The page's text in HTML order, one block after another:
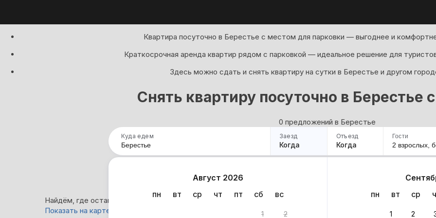
Квартира посуточно в Берестье с местом для парковки — выгоднее и
Краткосрочная аренда квартир рядом с парковкой — идеальное решение для
Здесь можно сдать и снять квартиру на сутки в Берестье и другом
Снять квартиру посуточно в Берестье
0 предложений в Берестье
Куда едем Заезд
Когда
Отъезд
Когда
Август 2026
пн
вт ср чт пт сб вс
1 2
пн
вт ср
1 2
Гости
2 взрослых,
Найдём, где остановиться в Берестье: 0 вариантов
Показать на карте